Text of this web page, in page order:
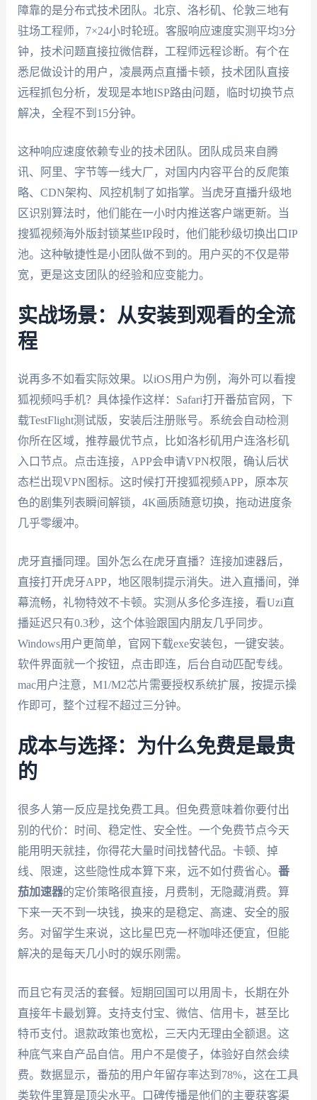
障靠的是分布式技术团队。北京、洛杉矶、伦敦三地有
驻场工程师，7×24小时轮班。客服响应速度实测平均3分
钟，技术问题直接拉微信群，工程师远程诊断。有个在
悉尼做设计的用户，凌晨两点直播卡顿，技术团队直接
远程抓包分析，发现是本地ISP路由问题，临时切换节点
解决，全程不到15分钟。
这种响应速度依赖专业的技术团队。团队成员来自腾
讯、阿里、字节等一线大厂，对国内内容平台的反爬策
略、CDN架构、风控机制了如指掌。当虎牙直播升级地
区识别算法时，他们能在一小时内推送客户端更新。当
搜狐视频海外版封锁某些IP段时，他们能秒级切换出口IP
池。这种敏捷性是小团队做不到的。用户买的不仅是带
宽，更是这支团队的经验和应变能力。
实战场景：从安装到观看的全流
程
说再多不如看实际效果。以iOS用户为例，海外可以看搜
狐视频吗手机？具体操作这样：Safari打开番茄官网，下
载TestFlight测试版，安装后注册账号。系统会自动检测
你所在区域，推荐最优节点，比如洛杉矶用户连洛杉矶
入口节点。点击连接，APP会申请VPN权限，确认后状
态栏出现VPN图标。这时候打开搜狐视频APP，原本灰
色的剧集列表瞬间解锁，4K画质随意切换，拖动进度条
几乎零缓冲。
虎牙直播同理。国外怎么在虎牙直播？连接加速器后，
直接打开虎牙APP，地区限制提示消失。进入直播间，弹
幕流畅，礼物特效不卡顿。实测从多伦多连接，看Uzi直
播延迟只有0.3秒，这个体验跟国内朋友几乎同步。
Windows用户更简单，官网下载exe安装包，一键安装。
软件界面就一个按钮，点击即连，后台自动匹配专线。
mac用户注意，M1/M2芯片需要授权系统扩展，按提示操
作即可，整个过程不超过三分钟。
成本与选择：为什么免费是最贵
的
很多人第一反应是找免费工具。但免费意味着你要付出
别的代价：时间、稳定性、安全性。一个免费节点今天
能用明天就挂，你得花大量时间找替代品。卡顿、掉
线、限速，这些隐性成本算下来，远不如付费省心。 番
茄加速器的定价策略很直接，月费制，无隐藏消费。算
下来一天不到一块钱，换来的是稳定、高速、安全的服
务。对留学生来说，这比星巴克一杯咖啡还便宜，但能
解决的是每天几小时的娱乐刚需。
而且它有灵活的套餐。短期回国可以用周卡，长期在外
直接年卡最划算。支持支付宝、微信、信用卡，甚至比
特币支付。退款政策也宽松，三天内无理由全额退。这
种底气来自产品自信。用户不是傻子，体验好自然会续
费。数据显示，番茄的用户年留存率达到78%，这在工具
类软件里算是顶尖水平。口碑传播是他们的主要获客渠